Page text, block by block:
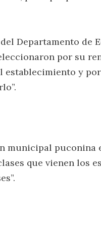
Departamento de
por su
y
municipal
que vienen los